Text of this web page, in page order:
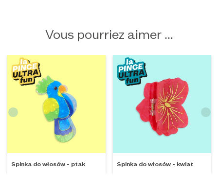
Vous pourriez aimer ...
Spinka do włosów - ptak Spinka do włosów - kwiat